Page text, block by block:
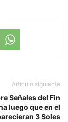
Artículo siguiente
Señales del Fin
luego que en el
3 Soles